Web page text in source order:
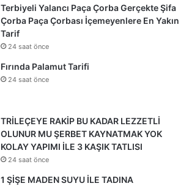
Terbiyeli Yalancı Paça Çorba Gerçekte Şifa
Çorba Paça Çorbası İçemeyenlere En Yakın
Tarif
24 saat önce
Fırında Palamut Tarifi
24 saat önce
TRİLEÇEYE RAKİP BU KADAR LEZZETLİ
OLUNUR MU ŞERBET KAYNATMAK YOK
KOLAY YAPIMI İLE 3 KAŞIK TATLISI
24 saat önce
1 ŞİŞE MADEN SUYU İLE TADINA